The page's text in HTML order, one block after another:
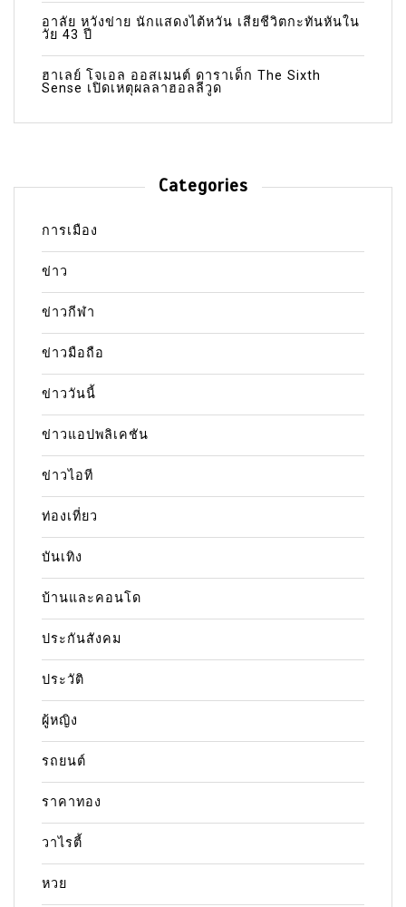
อาลัย หวังข่าย นักแสดงไต้หวัน เสียชีวิตกะทันหันใน
วัย 43 ปี
ฮาเลย์ โจเอล ออสเมนต์ ดาราเด็ก The Sixth
Sense เปิดเหตุผลลาฮอลลีวูด
Categories
การเมือง
ข่าว
ข่าวกีฬา
ข่าวมือถือ
ข่าววันนี้
ข่าวแอปพลิเคชัน
ข่าวไอที
ท่องเที่ยว
บันเทิง
บ้านและคอนโด
ประกันสังคม
ประวัติ
ผู้หญิง
รถยนต์
ราคาทอง
วาไรตี้
หวย